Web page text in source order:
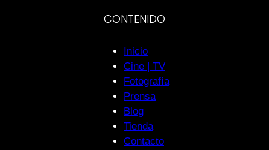
CONTENIDO
Inicio
Cine | TV
Fotografía
Prensa
Blog
Tienda
Contacto